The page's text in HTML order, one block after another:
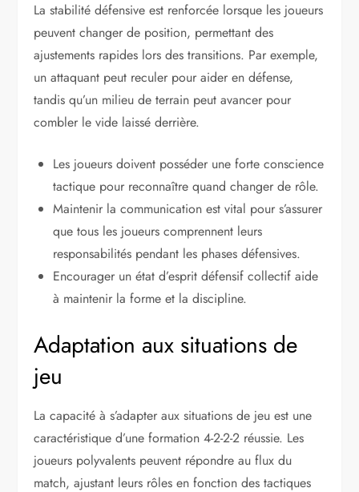
La stabilité défensive est renforcée lorsque les joueurs
peuvent changer de position, permettant des
ajustements rapides lors des transitions. Par exemple,
un attaquant peut reculer pour aider en défense,
tandis qu’un milieu de terrain peut avancer pour
combler le vide laissé derrière.
Les joueurs doivent posséder une forte conscience
tactique pour reconnaître quand changer de rôle.
Maintenir la communication est vital pour s’assurer
que tous les joueurs comprennent leurs
responsabilités pendant les phases défensives.
Encourager un état d’esprit défensif collectif aide
à maintenir la forme et la discipline.
Adaptation aux situations de
jeu
La capacité à s’adapter aux situations de jeu est une
caractéristique d’une formation 4-2-2-2 réussie. Les
joueurs polyvalents peuvent répondre au flux du
match, ajustant leurs rôles en fonction des tactiques